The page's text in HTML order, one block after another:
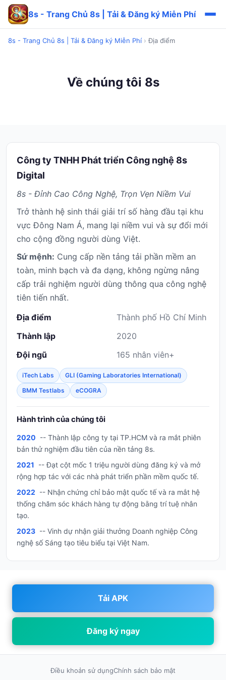
8s - Trang Chủ 8s | Tải & Đăng ký Miễn Phí
8s - Trang Chủ 8s | Tải & Đăng ký Miễn Phí ›Địa điểm
Về chúng tôi 8s
Công ty TNHH Phát triển Công nghệ 8s
Digital
8s - Đỉnh Cao Công Nghệ, Trọn Vẹn Niềm Vui
Trở thành hệ sinh thái giải trí số hàng đầu tại khu
vực Đông Nam Á, mang lại niềm vui và sự đổi mới
cho cộng đồng người dùng Việt.
Sứ mệnh: Cung cấp nền tảng tải phần mềm an
toàn, minh bạch và đa dạng, không ngừng nâng
cấp trải nghiệm người dùng thông qua công nghệ
tiên tiến nhất.
Địa điểm
Thành phố Hồ Chí Minh
Thành lập
2020
Đội ngũ
165 nhân viên+
iTech Labs
GLI (Gaming Laboratories International)
BMM Testlabs
eCOGRA
Hành trình của chúng tôi
2020 -- Thành lập công ty tại TP.HCM và ra mắt phiên
bản thử nghiệm đầu tiên của nền tảng 8s.
2021 -- Đạt cột mốc 1 triệu người dùng đăng ký và mở
rộng hợp tác với các nhà phát triển phần mềm quốc tế.
2022 -- Nhận chứng chỉ bảo mật quốc tế và ra mắt hệ
thống chăm sóc khách hàng tự động bằng trí tuệ nhân
tạo.
2023 -- Vinh dự nhận giải thưởng Doanh nghiệp Công
nghệ số Sáng tạo tiêu biểu tại Việt Nam.
Tải APK
Đăng ký ngay
Điều khoản sử dụngChính sách bảo mật